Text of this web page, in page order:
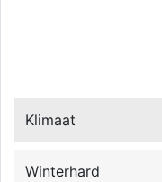
Klimaat
Winterhard